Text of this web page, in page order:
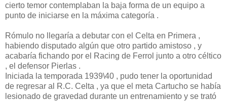
cierto temor contemplaban la baja forma de un equipo a
punto de iniciarse en la máxima categoría .
Rómulo no llegaría a debutar con el Celta en Primera ,
habiendo disputado algún que otro partido amistoso , y
acabaría fichando por el Racing de Ferrol junto a otro céltico
, el defensor Pierlas .
Iniciada la temporada 1939\40 , pudo tener la oportunidad
de regresar al R.C. Celta , ya que el meta Cartucho se había
lesionado de gravedad durante un entrenamiento y se trató